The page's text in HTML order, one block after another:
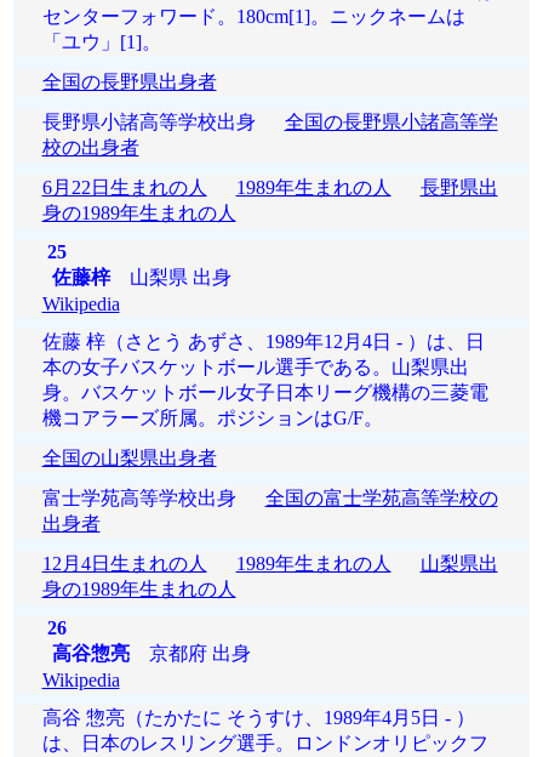
センターフォワード。180cm[1]。ニックネームは
「ユウ」[1]。
全国の長野県出身者
長野県小諸高等学校出身 全国の長野県小諸高等学
校の出身者
6月22日生まれの人
1989年生まれの人
長野県出
身の1989年生まれの人
25
佐藤梓山梨県 出身
Wikipedia
佐藤 梓（さとう あずさ、1989年12月4日 - ）は、日
本の女子バスケットボール選手である。山梨県出
身。バスケットボール女子日本リーグ機構の三菱電
機コアラーズ所属。ポジションはG/F。
全国の山梨県出身者
富士学苑高等学校出身 全国の富士学苑高等学校の
出身者
12月4日生まれの人
1989年生まれの人
山梨県出
身の1989年生まれの人
26
高谷惣亮京都府 出身
Wikipedia
高谷 惣亮（たかたに そうすけ、1989年4月5日 - ）
は、日本のレスリング選手。ロンドンオリピックフ